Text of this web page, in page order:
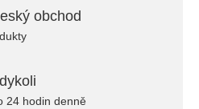
obchod
24 hodin denně